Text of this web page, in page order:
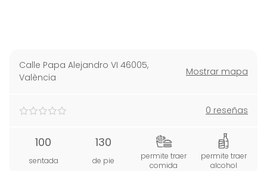
Calle Papa Alejandro VI 46005,
València
Mostrar mapa
0 reseñas
100
sentada
130
de pie
permite traer
comida
permite traer
alcohol